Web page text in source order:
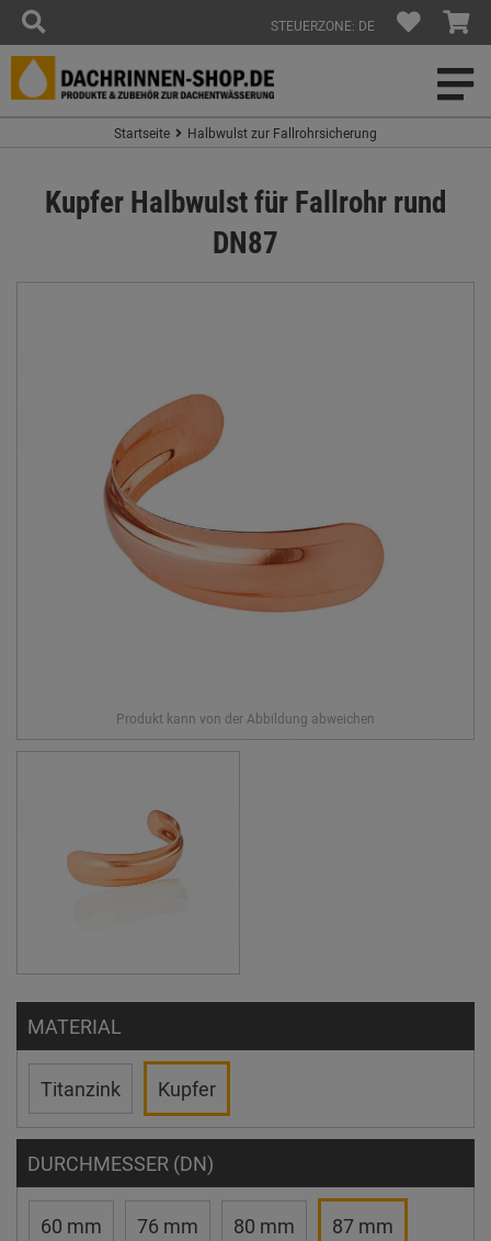
STEUERZONE: DE
Startseite Halbwulst zur Fallrohrsicherung
Kupfer Halbwulst für Fallrohr rund
DN87
MATERIAL
Titanzink Kupfer
DURCHMESSER (DN)
60 mm 76 mm 80 mm 87 mm